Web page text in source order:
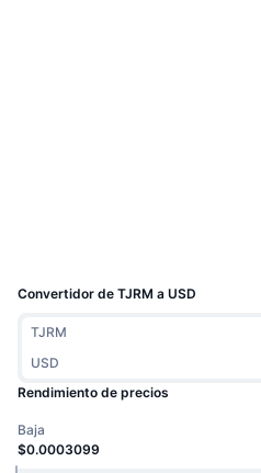
Convertidor de TJRM a USD
TJRM
USD
Rendimiento de precios
Baja
$0.0003099